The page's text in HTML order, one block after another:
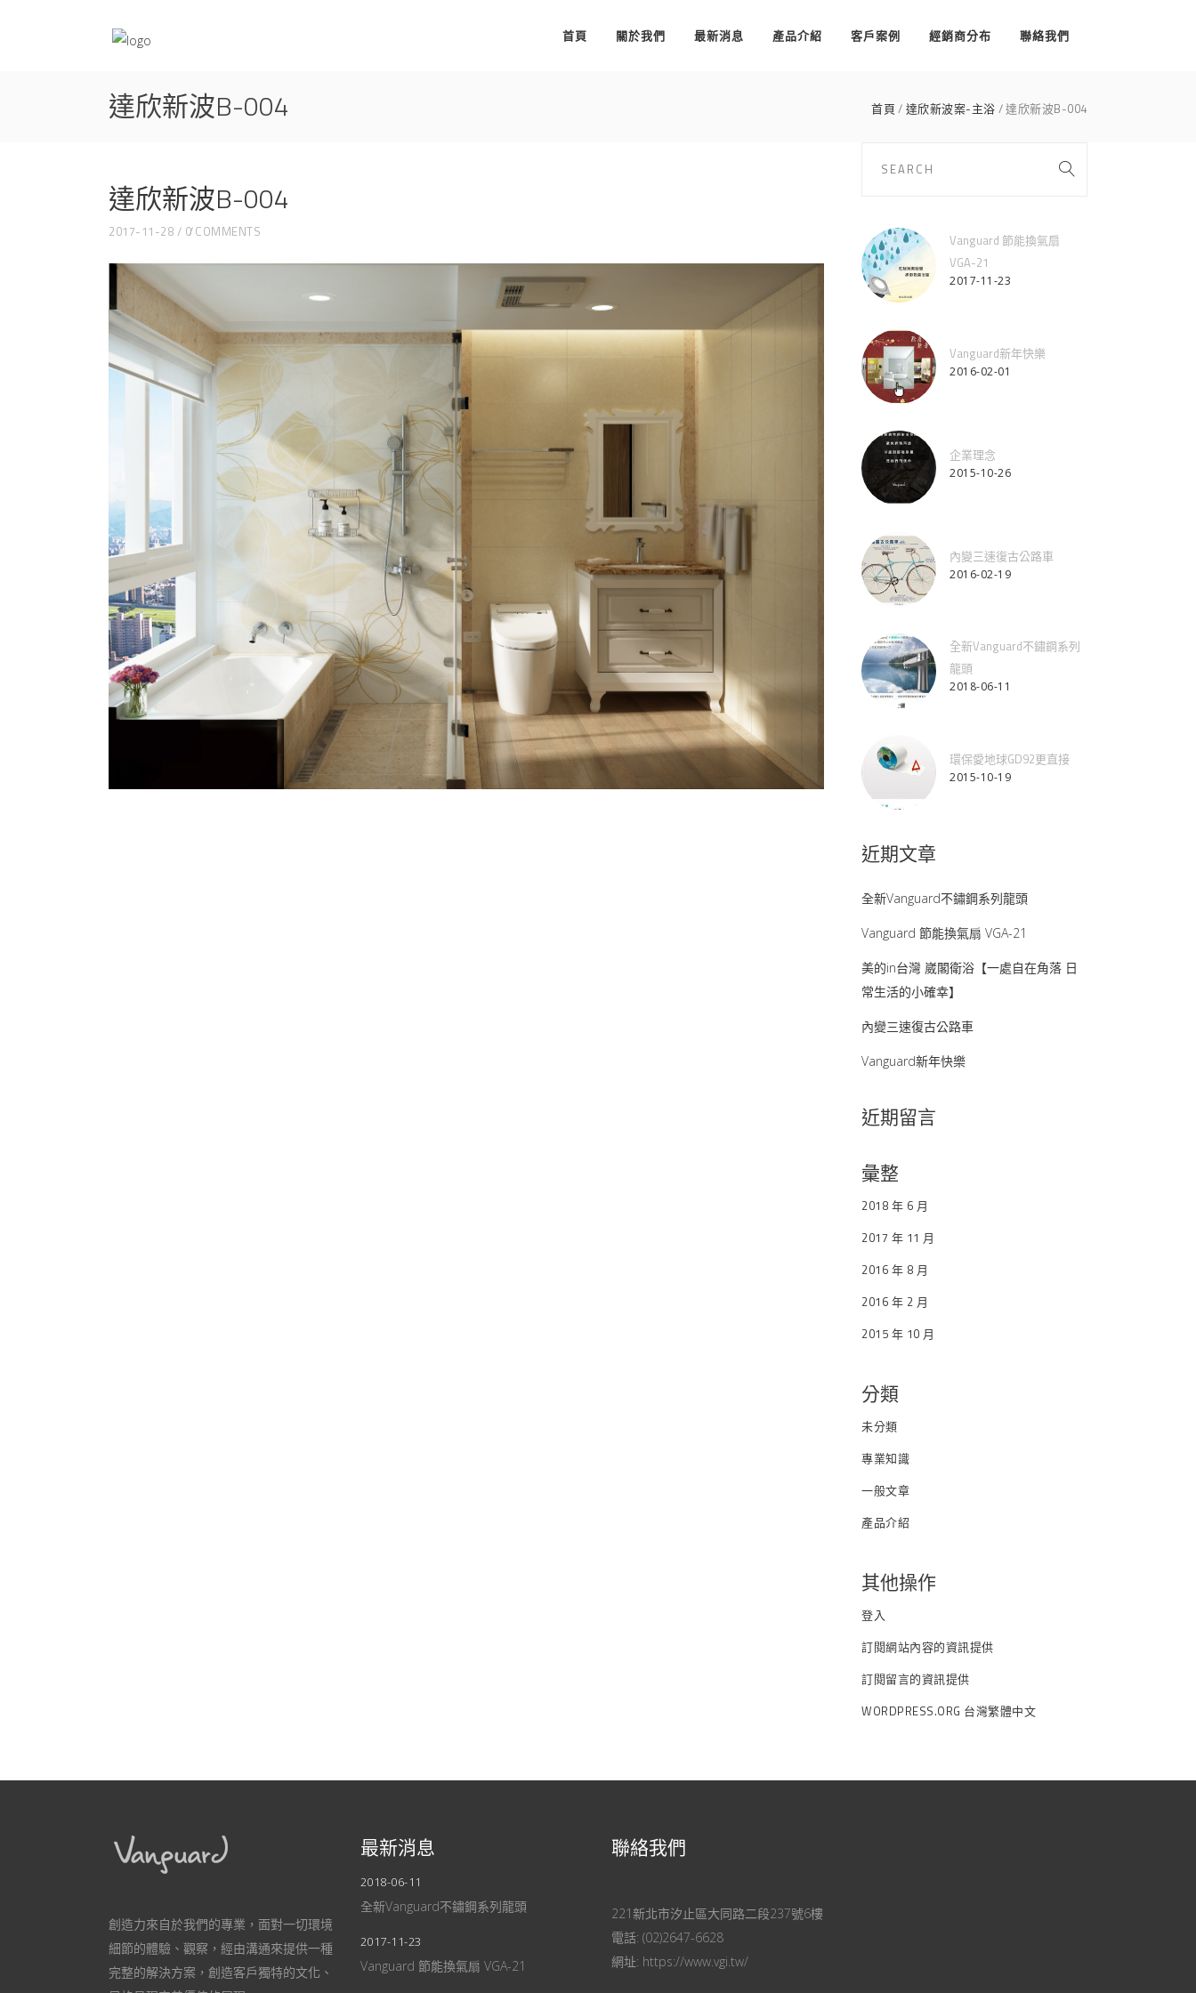
首頁 關於我們 最新消息 產品介紹 客戶案例 經銷商分布 聯絡我們
達欣新波B-004 首頁 達欣新波案-主浴 達欣新波B-004
達欣新波B-004
2017-11-28 0 COMMENTS
Vanguard 節能換氣扇
VGA-21
2017-11-23
Vanguard新年快樂
2016-02-01
企業理念
2015-10-26
內變三速復古公路車
2016-02-19
全新Vanguard不鏽鋼系列
龍頭
2018-06-11
環保愛地球GD92更直接
2015-10-19
近期文章
全新Vanguard不鏽鋼系列龍頭
Vanguard 節能換氣扇 VGA-21
美的in台灣 崴閣衛浴【一處自在角落 日
常生活的小確幸】
內變三速復古公路車
Vanguard新年快樂
近期留言
彙整
2018 年 6 月
2017 年 11 月
2016 年 8 月
2016 年 2 月
2015 年 10 月
分類
未分類
專業知識
一般文章
產品介紹
其他操作
登入
訂閱網站內容的資訊提供
訂閱留言的資訊提供
WORDPRESS.ORG 台灣繁體中文
創造力來自於我們的專業，面對一切環境
細節的體驗、觀察，經由溝通來提供一種
完整的解決方案，創造客戶獨特的文化、
最新消息
2018-06-11
全新Vanguard不鏽鋼系列龍頭
2017-11-23
Vanguard 節能換氣扇 VGA-21
聯絡我們
221新北市汐止區大同路二段237號6樓
電話: (02)2647-6628
網址: https://www.vgi.tw/